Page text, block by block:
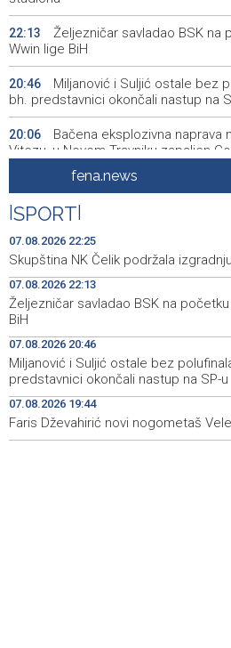
22:13
Željezničar savladao BSK na
Wwin lige BiH
20:46
Miljanović i Suljić ostale bez
bh. predstavnici okončali nastup na
20:06
Bačena eksplozivna naprava
Vitezu, u Novom Travniku zapaljen
Galerija ULUPUBiH otvara
predstavlja novi izlagački program
19:44 Faris Dževahirić novi
19:21 Announcement of events for
19:10
Rudari Milanovića ubijedili da
ponovo vratio u jamu 'Raspotočje'
19:03
Sarajevo Film Festival
Kinoscope Surreal programs
19:00 Najave događaja za 8. 8.
fena.news
SPORT
07.08.2026 22:25
Skupština NK Čelik podržala
07.08.2026 22:13
Željezničar savladao BSK na
BiH
07.08.2026 20:46
Miljanović i Suljić ostale bez
predstavnici okončali nastup na SP-u
07.08.2026 19:44
Faris Dževahirić novi nogometaš